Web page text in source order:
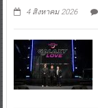
4 สิงหาคม 2026